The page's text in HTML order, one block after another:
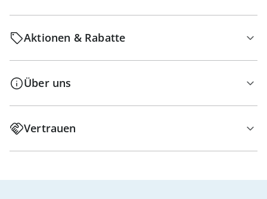
Aktionen & Rabatte
Über uns
Vertrauen